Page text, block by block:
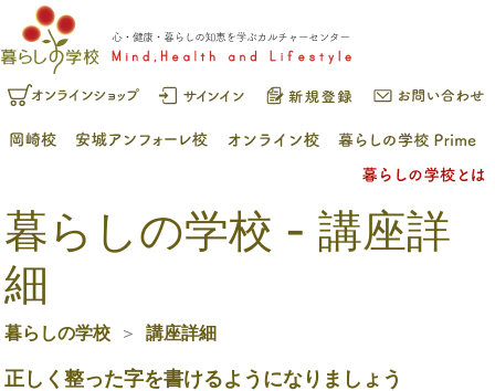
暮らしの学校 - 講座詳
細
暮らしの学校 講座詳細
正しく整った字を書けるようになりましょう